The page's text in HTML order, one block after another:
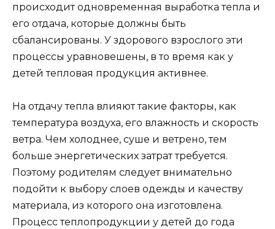
происходит одновременная выработка тепла и
его отдача, которые должны быть
сбалансированы. У здорового взрослого эти
процессы уравновешены, в то время как у
детей тепловая продукция активнее.
На отдачу тепла влияют такие факторы, как
температура воздуха, его влажность и скорость
ветра. Чем холоднее, суше и ветрено, тем
больше энергетических затрат требуется.
Поэтому родителям следует внимательно
подойти к выбору слоев одежды и качеству
материала, из которого она изготовлена.
Процесс теплопродукции у детей до года